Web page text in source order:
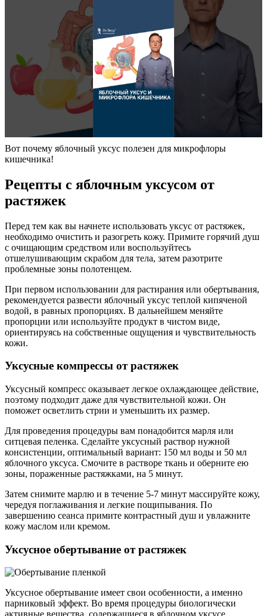
Вот почему яблочный уксус полезен для микрофлоры
кишечника!
Рецепты с яблочным уксусом от
растяжек
Перед тем как вы начнете использовать уксус от растяжек,
необходимо очистить и разогреть кожу. Примите горячий душ
с очищающим средством или воспользуйтесь
отшелушивающим скрабом для тела, затем разотрите
проблемные зоны полотенцем.
При первом использовании для растирания или обертывания,
рекомендуется развести яблочный уксус теплой кипяченой
водой, в равных пропорциях. В дальнейшем меняйте
пропорции или используйте продукт в чистом виде,
ориентируясь на собственные ощущения и чувствительность
кожи.
Уксусные компрессы от растяжек
Уксусный компресс оказывает легкое охлаждающее действие,
поэтому подходит даже для чувствительной кожи. Он
поможет осветлить стрии и уменьшить их размер.
Для проведения процедуры вам понадобится марля или
ситцевая пеленка. Сделайте уксусный раствор нужной
консистенции, оптимальный вариант: 150 мл воды и 50 мл
яблочного уксуса. Смочите в растворе ткань и оберните ею
зоны, пораженные растяжками, на 5 минут.
Затем снимите марлю и в течение 5-7 минут массируйте кожу,
чередуя поглаживания и легкие пощипывания. По
завершению сеанса примите контрастный душ и увлажните
кожу маслом или кремом.
Уксусное обертывание от растяжек
Уксусное обертывание имеет свои особенности, а именно
парниковый эффект. Во время процедуры биологически